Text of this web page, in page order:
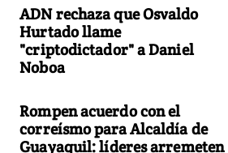
ADN rechaza que Osvaldo
Hurtado llame
"criptodictador" a Daniel
Noboa
Rompen acuerdo con el
correísmo para Alcaldía de
Guayaquil: líderes arremeten